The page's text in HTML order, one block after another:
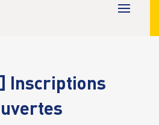
Inscriptions